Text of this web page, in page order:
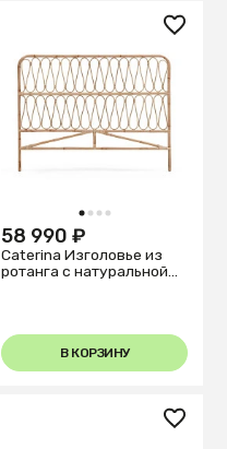
1 2 3 4
58 990 ₽
Caterina Изголовье из
ротанга с натуральной
В КОРЗИНУ